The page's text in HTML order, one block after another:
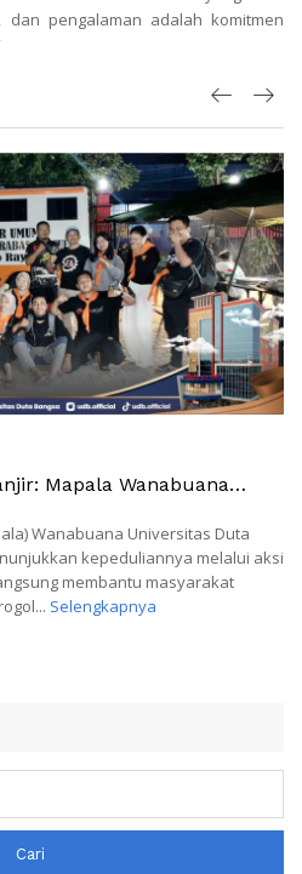
pengalaman adalah komitmen
Mapala Wanabuana
Wanabuana Universitas Duta
kepeduliannya melalui aksi
membantu masyarakat
Selengkapnya
Cari